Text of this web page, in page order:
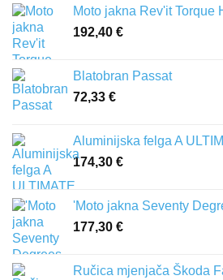
Moto jakna Rev'it Torque
192,40 €
Blatobran Passat
72,33 €
Aluminijska felga A
174,30 €
'Moto jakna Seventy
177,30 €
Ručica mjenjača Škoda